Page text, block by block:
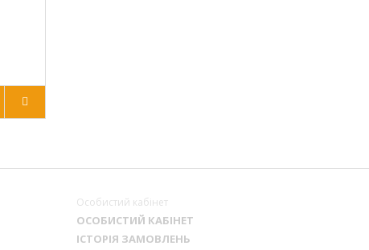
Особистий кабінет
ОСОБИСТИЙ КАБІНЕТ
ІСТОРІЯ ЗАМОВЛЕНЬ